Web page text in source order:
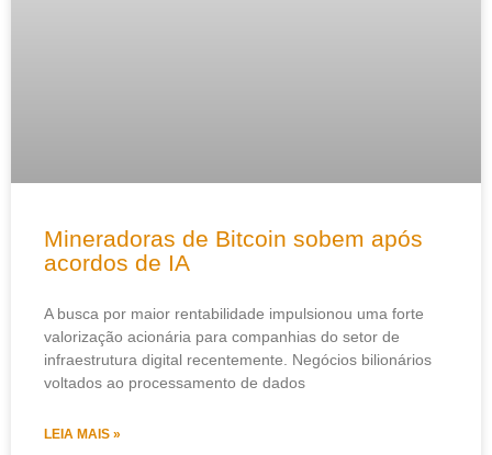
Mineradoras de Bitcoin sobem após
acordos de IA
A busca por maior rentabilidade impulsionou uma forte
valorização acionária para companhias do setor de
infraestrutura digital recentemente. Negócios bilionários
voltados ao processamento de dados
LEIA MAIS »